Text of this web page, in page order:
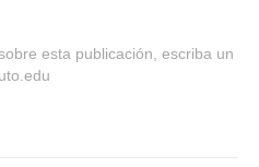
esta publicación, escriba un